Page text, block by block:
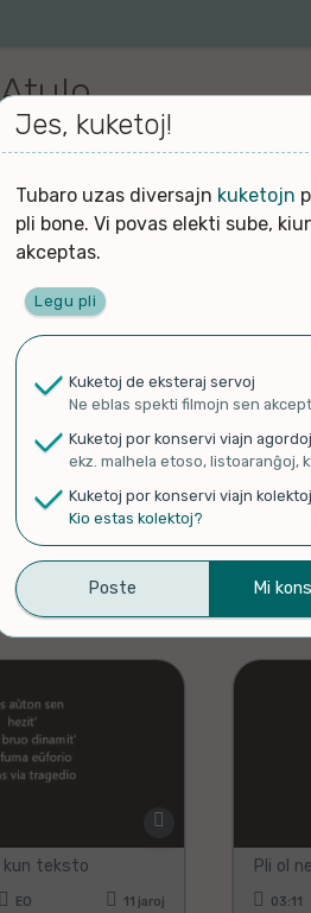
Plej freŝaj
laŭ kiam alŝutitaj en
en ĉi tiu paĝo estas ordigitaj laŭ
originalan platformon.
kun teksto
EO 11 jaroj
Muziko
Pli ol
03:11
Jes, kuketoj!
Tubaro uzas diversajn kuketojn
pli bone. Vi povas elekti sube,
akceptas.
Legu pli
Kuketoj de eksteraj servoj
Ne eblas spekti filmojn sen
Kuketoj por konservi viajn
ekz. malhela etoso, listoaranĝoj,
Kuketoj por konservi viajn
Kio estas kolektoj?